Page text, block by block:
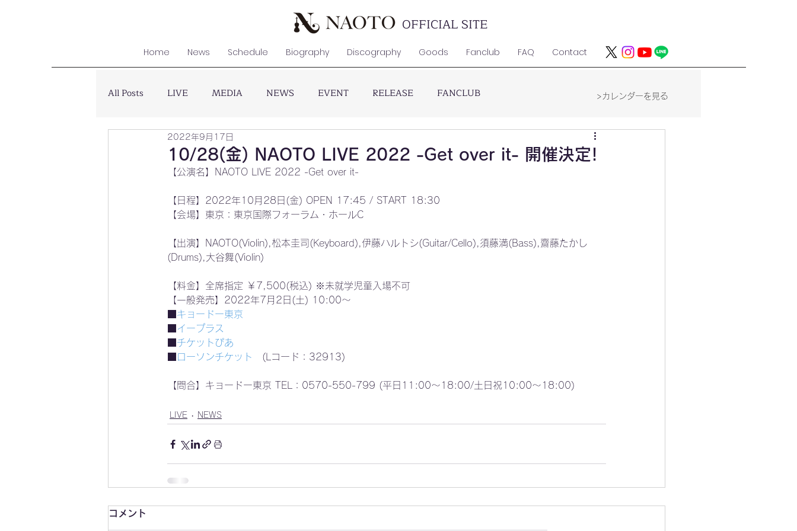
OFFICIAL SITE
Home News Schedule Biography Discography Goods Fanclub FAQ Contact
All Posts LIVE MEDIA NEWS EVENT RELEASE FANCLUB
10/28(金) NAOTO LIVE 2022 -Get over it- 開催決定!
2022年9月17日
【公演名】NAOTO LIVE 2022 -Get over it-
【日程】2022年10月28日(金) OPEN 17:45 / START 18:30
【会場】東京：東京国際フォーラム・ホールC
【出演】NAOTO(Violin),松本圭司(Keyboard),伊藤ハルトシ(Guitar/Cello),須藤満(Bass),齋藤たかし
(Drums),大谷舞(Violin)
【料金】全席指定 ￥7,500(税込) ※未就学児童入場不可
【一般発売】2022年7月2日(土) 10:00～
キョードー東京
イープラス
チケットぴあ
ローソンチケット (Lコード：32913)
【問合】キョードー東京 TEL：0570-550-799 (平日11:00～18:00/土日祝10:00～18:00)
LIVE NEWS
コメント
>カレンダーを見る